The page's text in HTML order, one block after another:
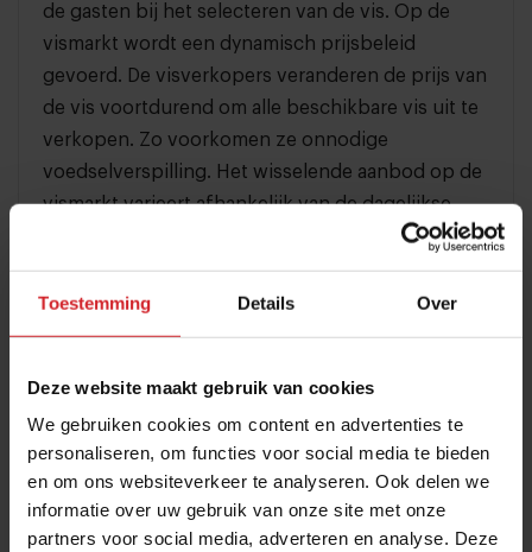
Toestemming Details Over
Deze website maakt gebruik van cookies
We gebruiken cookies om content en advertenties te
personaliseren, om functies voor social media te bieden
en om ons websiteverkeer te analyseren. Ook delen we
informatie over uw gebruik van onze site met onze
partners voor social media, adverteren en analyse. Deze
de gasten bij het selecteren van de vis. Op de
vismarkt wordt een dynamisch prijsbeleid
gevoerd. De visverkopers veranderen de prijs van
de vis voortdurend om alle beschikbare vis uit te
verkopen. Zo voorkomen ze onnodige
voedselverspilling. Het wisselende aanbod op de
vismarkt varieert afhankelijk van de dagelijkse
aanvoer, seizoensgebonden beschikbaarheid en
weersomstandigheden.
corona »
Voordelen dynamic pricing restaurants
Restaurants hebben een vaste capaciteit, dus wordt
dynamic pricing in deze branche niet zozeer ingezet